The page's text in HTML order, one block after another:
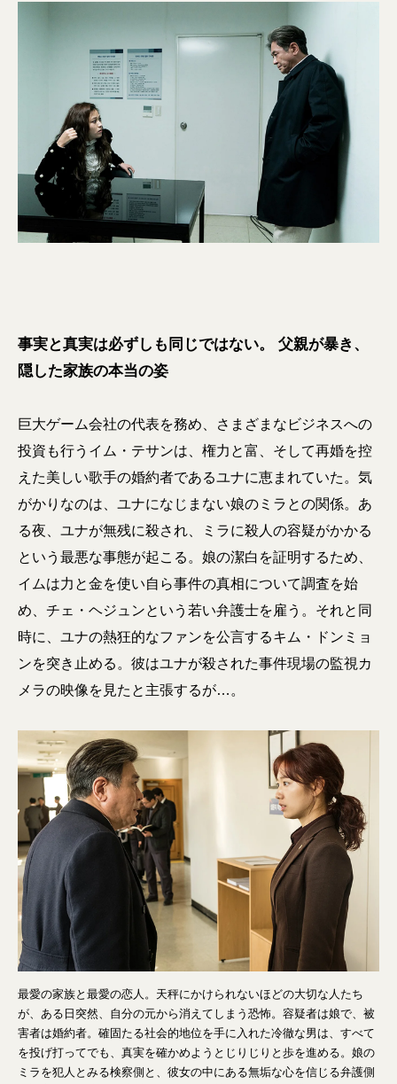
事実と真実は必ずしも同じではない。 父親が暴き、
隠した家族の本当の姿
巨大ゲーム会社の代表を務め、さまざまなビジネスへの
投資も行うイム・テサンは、権力と富、そして再婚を控
えた美しい歌手の婚約者であるユナに恵まれていた。気
がかりなのは、ユナになじまない娘のミラとの関係。あ
る夜、ユナが無残に殺され、ミラに殺人の容疑がかかる
という最悪な事態が起こる。娘の潔白を証明するため、
イムは力と金を使い自ら事件の真相について調査を始
め、チェ・ヘジュンという若い弁護士を雇う。それと同
時に、ユナの熱狂的なファンを公言するキム・ドンミョ
ンを突き止める。彼はユナが殺された事件現場の監視カ
メラの映像を見たと主張するが…。
最愛の家族と最愛の恋人。天秤にかけられないほどの大切な人たち
が、ある日突然、自分の元から消えてしまう恐怖。容疑者は娘で、被
害者は婚約者。確固たる社会的地位を手に入れた冷徹な男は、すべて
を投げ打ってでも、真実を確かめようとじりじりと歩を進める。娘の
ミラを犯人とみる検察側と、彼女の中にある無垢な心を信じる弁護側